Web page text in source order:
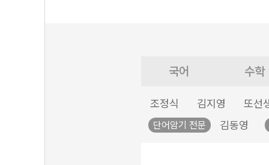
국어 수학
조정식 김지영 또선
단어암기 전문 김동영